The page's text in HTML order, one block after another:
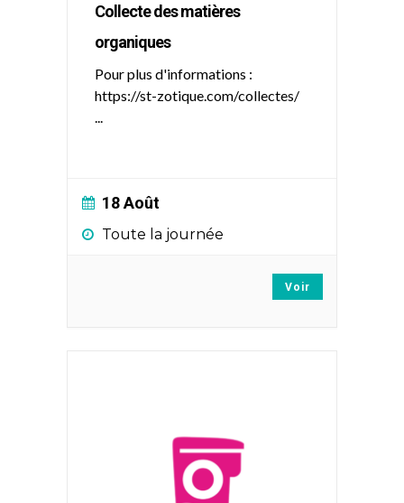
Collecte des matières
organiques
Pour plus d'informations :
https://st-zotique.com/collectes/
...
18 Août
Toute la journée
Voir